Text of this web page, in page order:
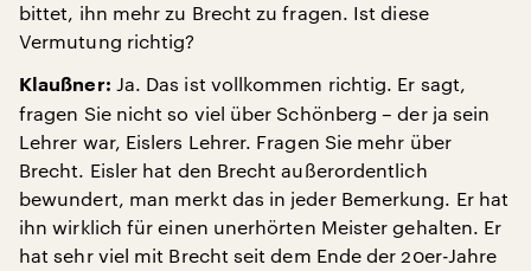
bittet, ihn mehr zu Brecht zu fragen. Ist diese
Vermutung richtig?
Klaußner: Ja. Das ist vollkommen richtig. Er sagt,
fragen Sie nicht so viel über Schönberg – der ja sein
Lehrer war, Eislers Lehrer. Fragen Sie mehr über
Brecht. Eisler hat den Brecht außerordentlich
bewundert, man merkt das in jeder Bemerkung. Er hat
ihn wirklich für einen unerhörten Meister gehalten. Er
hat sehr viel mit Brecht seit dem Ende der 20er-Jahre